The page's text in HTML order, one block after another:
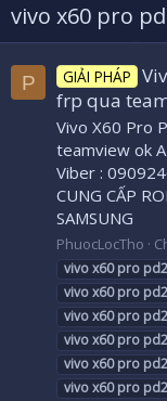
vivo x60 pro
P GIẢI PHÁP
frp qua
Vivo X60 Pro
teamview ok
Viber :
CUNG CẤP
SAMSUNG
PhuocLocTho
vivox60 pro
vivox60 pro
vivox60 pro
vivox60 pro
vivox60 pro
vivox60 pro